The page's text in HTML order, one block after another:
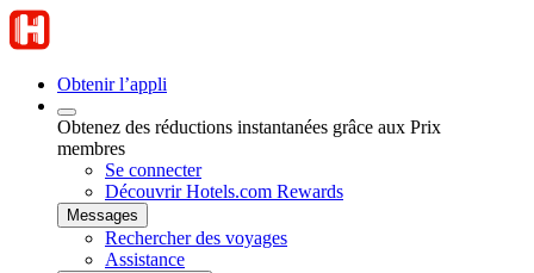
Obtenir l’appli
Obtenez des réductions instantanées grâce aux Prix
membres
Se connecter
Découvrir Hotels.com Rewards
Messages
Rechercher des voyages
Assistance